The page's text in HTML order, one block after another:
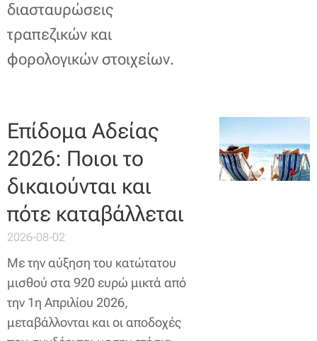
διασταυρώσεις
τραπεζικών και
φορολογικών στοιχείων.
Επίδομα Αδείας
2026: Ποιοι το
δικαιούνται και
πότε καταβάλλεται
2026-08-02
Με την αύξηση του κατώτατου
μισθού στα 920 ευρώ μικτά από
την 1η Απριλίου 2026,
μεταβάλλονται και οι αποδοχές